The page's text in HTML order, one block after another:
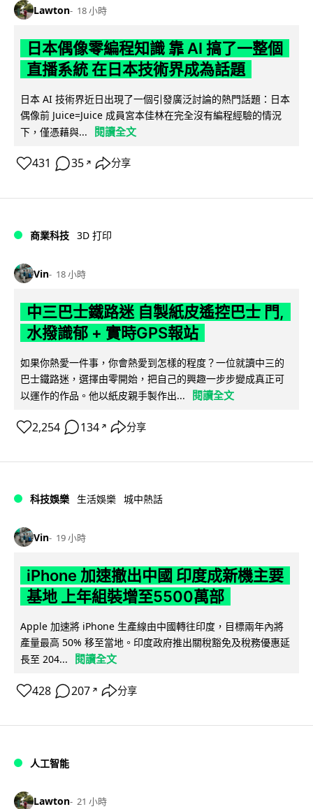
Lawton 18 小時
日本偶像零編程知識 靠 AI 搞了一整個
直播系統 在日本技術界成為話題
日本 AI 技術界近日出現了一個引發廣泛討論的熱門話題：日本
偶像前 Juice=Juice 成員宮本佳林在完全沒有編程經驗的情況
下，僅憑藉與...
閱讀全文
431 35 ↗ 分享
商業科技 3D 打印
Vin 18 小時
中三巴士鐵路迷 自製紙皮遙控巴士 門,
水撥識郁 + 實時GPS報站
如果你熱愛一件事，你會熱愛到怎樣的程度？一位就讀中三的
巴士鐵路迷，選擇由零開始，把自己的興趣一步步變成真正可
以運作的作品。他以紙皮親手製作出...
閱讀全文
2,254 134 ↗ 分享
科技娛樂 生活娛樂 城中熱話
Vin 19 小時
iPhone 加速撤出中國 印度成新機主要
基地 上年組裝增至5500萬部
Apple 加速將 iPhone 生產線由中國轉往印度，目標兩年內將
產量最高 50% 移至當地。印度政府推出關稅豁免及稅務優惠延
長至 204...
閱讀全文
428 207 ↗ 分享
人工智能
Lawton 21 小時